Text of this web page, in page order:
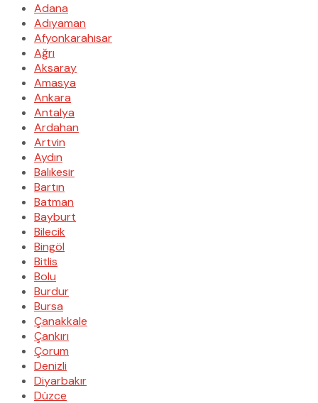
Adana
Adıyaman
Afyonkarahisar
Ağrı
Aksaray
Amasya
Ankara
Antalya
Ardahan
Artvin
Aydın
Balıkesir
Bartın
Batman
Bayburt
Bilecik
Bingöl
Bitlis
Bolu
Burdur
Bursa
Çanakkale
Çankırı
Çorum
Denizli
Diyarbakır
Düzce